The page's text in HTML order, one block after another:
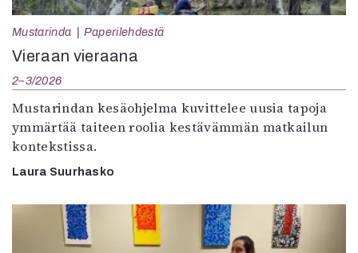
Mustarinda Paperilehdestä
Vieraan vieraana
2–3/2026
Mustarindan kesäohjelma kuvittelee uusia tapoja
ymmärtää taiteen roolia kestävämmän matkailun
kontekstissa.
Laura Suurhasko